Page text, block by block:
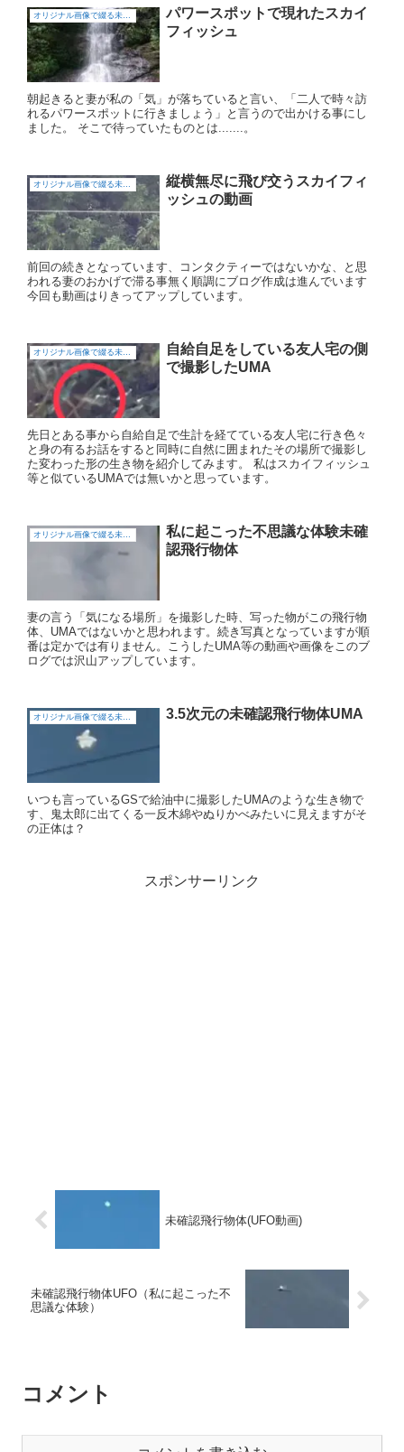
オリジナル画像で綴る未確認飛行物体（UFO)
パワースポットで現れたスカイ
フィッシュ
朝起きると妻が私の「気」が落ちていると言い、「二人で時々訪
れるパワースポットに行きましょう」と言うので出かける事にし
ました。 そこで待っていたものとは.......。
オリジナル画像で綴る未確認飛行物体（UFO)
縦横無尽に飛び交うスカイフィ
ッシュの動画
前回の続きとなっています、コンタクティーではないかな、と思
われる妻のおかげで滞る事無く順調にブログ作成は進んでいます
今回も動画はりきってアップしています。
オリジナル画像で綴る未確認飛行物体（UFO)
自給自足をしている友人宅の側
で撮影したUMA
先日とある事から自給自足で生計を経てている友人宅に行き色々
と身の有るお話をすると同時に自然に囲まれたその場所で撮影し
た変わった形の生き物を紹介してみます。 私はスカイフィッシュ
等と似ているUMAでは無いかと思っています。
オリジナル画像で綴る未確認飛行物体（UFO)
私に起こった不思議な体験未確
認飛行物体
妻の言う「気になる場所」を撮影した時、写った物がこの飛行物
体、UMAではないかと思われます。続き写真となっていますが順
番は定かでは有りません。こうしたUMA等の動画や画像をこのブ
ログでは沢山アップしています。
オリジナル画像で綴る未確認飛行物体（UFO) 3.5次元の未確認飛行物体UMA
いつも言っているGSで給油中に撮影したUMAのような生き物で
す、鬼太郎に出てくる一反木綿やぬりかべみたいに見えますがそ
の正体は？
スポンサーリンク
未確認飛行物体(UFO動画)
未確認飛行物体UFO（私に起こった不
思議な体験）
コメント